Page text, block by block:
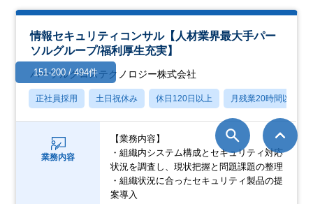
情報セキュリティコンサル【人材業界最大手パー
ソルグループ/福利厚生充実】
パーソルクロステクノロジー株式会社
正社員採用 土日祝休み 休日120日以上 月残業20時間以内
業務内容
【業務内容】
・組織内システム構成とセキュリティ対応
状況を調査し、現状把握と問題課題の整理
・組織状況に合ったセキュリティ製品の提
案導入
151-200 / 494件